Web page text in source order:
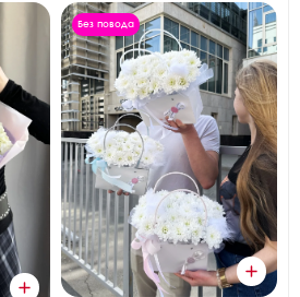
Без повода